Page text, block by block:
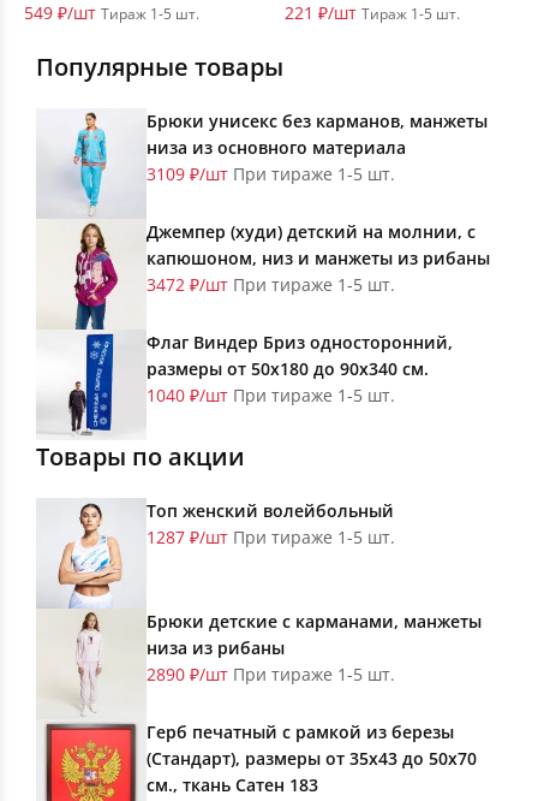
549 ₽/шт Тираж 1-5 шт.
221 ₽/шт Тираж 1-5 шт.
Популярные товары
Брюки унисекс без карманов, манжеты
низа из основного материала
3109 ₽/шт При тираже 1-5 шт.
Джемпер (худи) детский на молнии, с
капюшоном, низ и манжеты из рибаны
3472 ₽/шт При тираже 1-5 шт.
Флаг Виндер Бриз односторонний,
размеры от 50х180 до 90х340 см.
1040 ₽/шт При тираже 1-5 шт.
Товары по акции
Топ женский волейбольный
1287 ₽/шт При тираже 1-5 шт.
Брюки детские с карманами, манжеты
низа из рибаны
2890 ₽/шт При тираже 1-5 шт.
Герб печатный с рамкой из березы
(Стандарт), размеры от 35х43 до 50х70
см., ткань Сатен 183